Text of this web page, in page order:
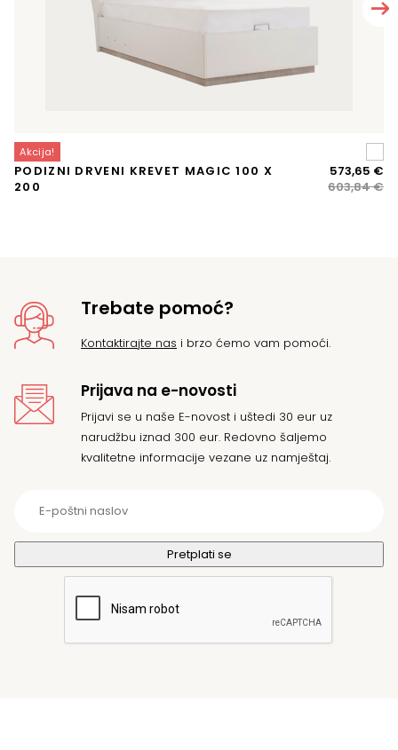
Akcija!
PODIZNI DRVENI KREVET MAGIC 100 X
200
603,84€
573,65 €
Trebate pomoć?
Kontaktirajte nas i brzo ćemo vam pomoći.
Prijava na e-novosti
Prijavi se u naše E-novost i uštedi 30 eur uz
narudžbu iznad 300 eur. Redovno šaljemo
kvalitetne informacije vezane uz namještaj.